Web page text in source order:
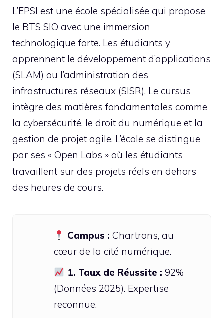
L’EPSI est une école spécialisée qui propose
le BTS SIO avec une immersion
technologique forte. Les étudiants y
apprennent le développement d’applications
(SLAM) ou l’administration des
infrastructures réseaux (SISR). Le cursus
intègre des matières fondamentales comme
la cybersécurité, le droit du numérique et la
gestion de projet agile. L’école se distingue
par ses « Open Labs » où les étudiants
travaillent sur des projets réels en dehors
des heures de cours.
Campus : Chartrons, au
cœur de la cité numérique.
1. Taux de Réussite : 92%
(Données 2025). Expertise
reconnue.